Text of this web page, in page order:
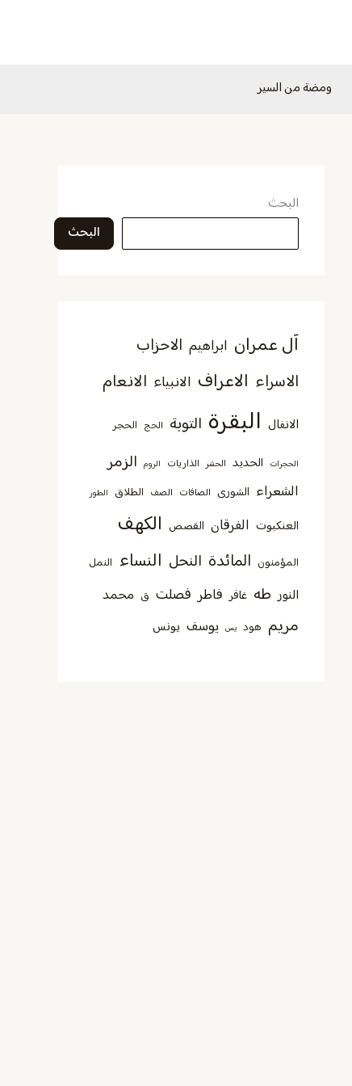
ومضة من السير
البحث
البحث
آل عمران ابراهيم الاحزاب
الاسراء الاعراف الانبياء الانعام
الانفال البقرة التوبة الحج الحجر
الحجرات الحديد الحشر الذاريات الروم الزمر
الشعراء الشورى الصافات الصف الطلاق الطور
العنكبوت الفرقان القصص الكهف
المؤمنون المائدة النحل النساء النمل
النور طه غافر فاطر فصلت ق محمد
مريم هود يس يوسف يونس